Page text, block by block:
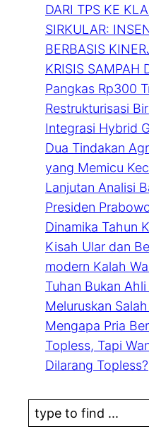
DARI TPS KE
SIRKULAR:
BERBASIS
KRISIS SAMPAH
Pangkas Rp300
Restrukturisasi
Integrasi Hybrid
Dua Tindakan
yang Memicu
Lanjutan Analisi
Presiden
Dinamika Tahun
Kisah Ular dan
modern Kalah
Tuhan Bukan
Meluruskan
Mengapa Pria
Topless, Tapi
Dilarang Topless?
S
e